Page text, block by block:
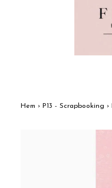
Hem › P13 - Scrapbooking ›